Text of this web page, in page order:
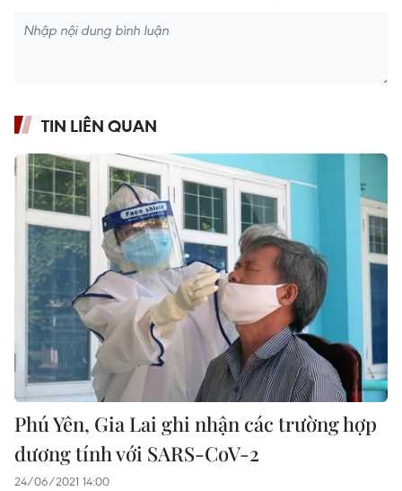
TIN LIÊN QUAN
Phú Yên, Gia Lai ghi nhận các trường hợp
dương tính với SARS-CoV-2
24/06/2021 14:00